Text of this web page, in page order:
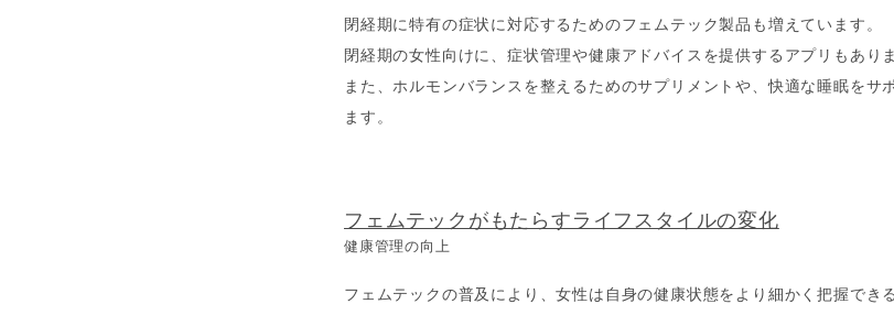
閉経期に特有の症状に対応するためのフェムテック製品も増えています。
閉経期の女性向けに、症状管理や健康アドバイスを提供するアプリもありま
また、ホルモンバランスを整えるためのサプリメントや、快適な睡眠をサ
ます。
フェムテックがもたらすライフスタイルの変化
健康管理の向上
フェムテックの普及により、女性は自身の健康状態をより細かく把握でき